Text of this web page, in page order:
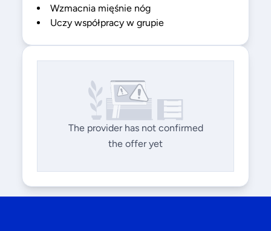
Wzmacnia mięśnie nóg
Uczy współpracy w grupie
The provider has not confirmed
the offer yet